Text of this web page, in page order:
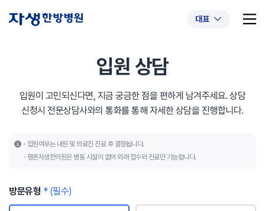
대표
추천 검색어 #초음파약침 #척추압박골절
#추나요법
입원 상담
입원이 고민되신다면, 지금 궁금한 점을 편하게 남겨주세요.상담
신청시 전문상담사와의 통화를 통해 자세한 상담을 진행합니다.
입원여부는 내원 및 의료진 진료 후 결정됩니다.
평촌자생한의원은 병동 시설이 없어 외래 접수와 진료만 가능합니다.
방문유형 * (필수)